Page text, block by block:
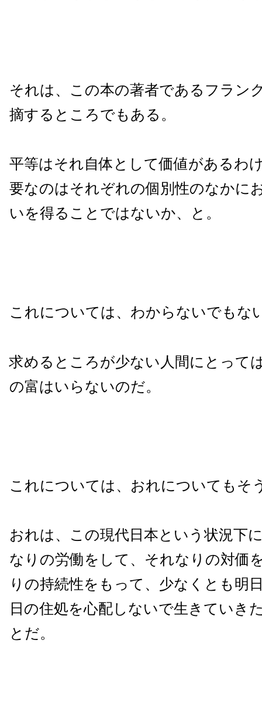
それは、この本の著者であるフラン
摘するところでもある。
平等はそれ自体として価値があるわ
要なのはそれぞれの個別性のなかに
いを得ることではないか、と。
これについては、わからないでもな
求めるところが少ない人間にとって
の富はいらないのだ。
これについては、おれについてもそ
おれは、この現代日本という状況下
なりの労働をして、それなりの対価
りの持続性をもって、少なくとも明
日の住処を心配しないで生きていき
とだ。